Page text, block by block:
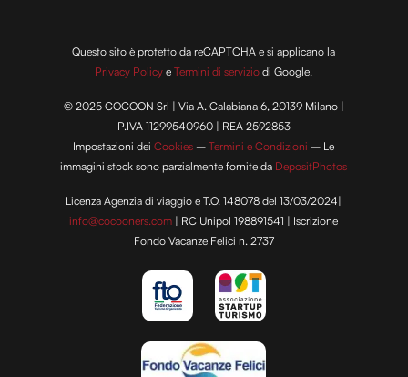
Questo sito è protetto da reCAPTCHA e si applicano la
Privacy Policy eTermini di servizio di Google.
© 2025 COCOON Srl | Via A. Calabiana 6, 20139 Milano |
P.IVA 11299540960 | REA 2592853
Impostazioni deiCookies –Termini e Condizioni – Le
immagini stock sono parzialmente fornite da DepositPhotos
Licenza Agenzia di viaggio e T.O. 148078 del 13/03/2024|
info@cocooners.com | RC Unipol 198891541 | Iscrizione
Fondo Vacanze Felici n. 2737